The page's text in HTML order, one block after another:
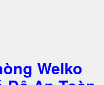
Welko